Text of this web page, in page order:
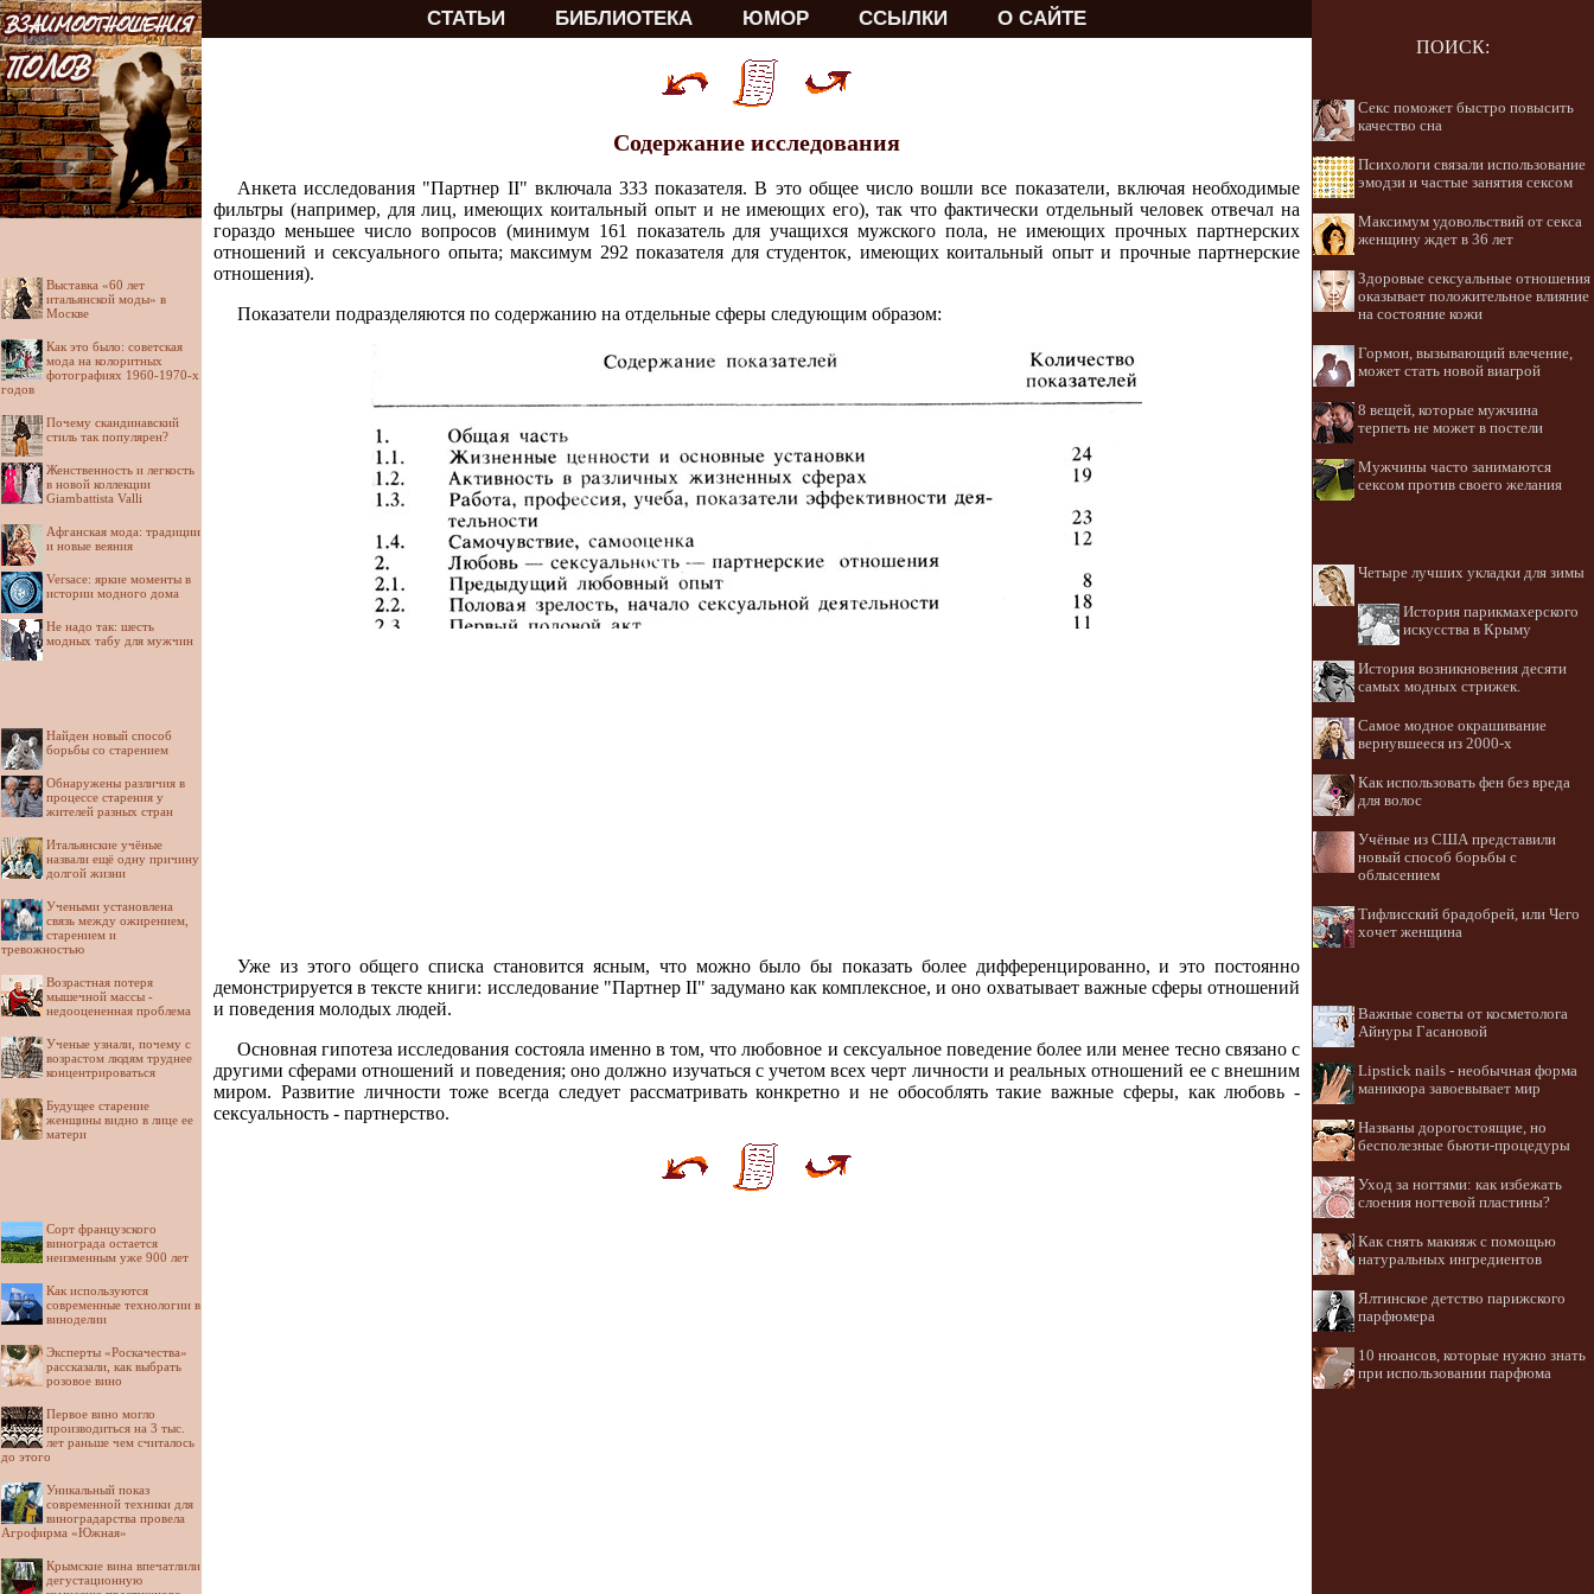
СТАТЬИ БИБЛИОТЕКА ЮМОР ССЫЛКИ О САЙТЕ
Выставка «60 лет
итальянской моды» в
Москве
Как это было: советская
мода на колоритных
фотографиях 1960-1970-х
годов
Почему скандинавский
стиль так популярен?
Женственность и легкость
в новой коллекции
Giambattista Valli
Афганская мода: традиции
и новые веяния
Versace: яркие моменты в
истории модного дома
Не надо так: шесть
модных табу для мужчин
Найден новый способ
борьбы со старением
Обнаружены различия в
процессе старения у
жителей разных стран
Итальянские учёные
назвали ещё одну причину
долгой жизни
Учеными установлена
связь между ожирением,
старением и
тревожностью
Возрастная потеря
мышечной массы -
недооцененная проблема
Ученые узнали, почему с
возрастом людям труднее
концентрироваться
Будущее старение
женщины видно в лице ее
матери
Сорт французского
винограда остается
неизменным уже 900 лет
Как используются
современные технологии в
виноделии
Эксперты «Роскачества»
рассказали, как выбрать
розовое вино
Первое вино могло
производиться на 3 тыс.
лет раньше чем считалось
до этого
Уникальный показ
современной техники для
виноградарства провела
Агрофирма «Южная»
Крымские вина впечатлили
дегустационную
Содержание исследования
Анкета исследования "Партнер II" включала 333 показателя. В это общее число вошли все показатели, включая необходимые
фильтры (например, для лиц, имеющих коитальный опыт и не имеющих его), так что фактически отдельный человек отвечал на
гораздо меньшее число вопросов (минимум 161 показатель для учащихся мужского пола, не имеющих прочных партнерских
отношений и сексуального опыта; максимум 292 показателя для студенток, имеющих коитальный опыт и прочные партнерские
отношения).
Показатели подразделяются по содержанию на отдельные сферы следующим образом:
Уже из этого общего списка становится ясным, что можно было бы показать более дифференцированно, и это постоянно
демонстрируется в тексте книги: исследование "Партнер II" задумано как комплексное, и оно охватывает важные сферы отношений
и поведения молодых людей.
Основная гипотеза исследования состояла именно в том, что любовное и сексуальное поведение более или менее тесно связано с
другими сферами отношений и поведения; оно должно изучаться с учетом всех черт личности и реальных отношений ее с внешним
миром. Развитие личности тоже всегда следует рассматривать конкретно и не обособлять такие важные сферы, как любовь -
сексуальность - партнерство.
ПОИСК:
Секс поможет быстро повысить
качество сна
Психологи связали использование
эмодзи и частые занятия сексом
Максимум удовольствий от секса
женщину ждет в 36 лет
Здоровые сексуальные отношения
оказывает положительное влияние
на состояние кожи
Гормон, вызывающий влечение,
может стать новой виагрой
8 вещей, которые мужчина
терпеть не может в постели
Мужчины часто занимаются
сексом против своего желания
Четыре лучших укладки для зимы
История парикмахерского
искусства в Крыму
История возникновения десяти
самых модных стрижек.
Самое модное окрашивание
вернувшееся из 2000-х
Как использовать фен без вреда
для волос
Учёные из США представили
новый способ борьбы с
облысением
Тифлисский брадобрей, или Чего
хочет женщина
Важные советы от косметолога
Айнуры Гасановой
Lipstick nails - необычная форма
маникюра завоевывает мир
Названы дорогостоящие, но
бесполезные бьюти-процедуры
Уход за ногтями: как избежать
слоения ногтевой пластины?
Как снять макияж с помощью
натуральных ингредиентов
Ялтинское детство парижского
парфюмера
10 нюансов, которые нужно знать
при использовании парфюма